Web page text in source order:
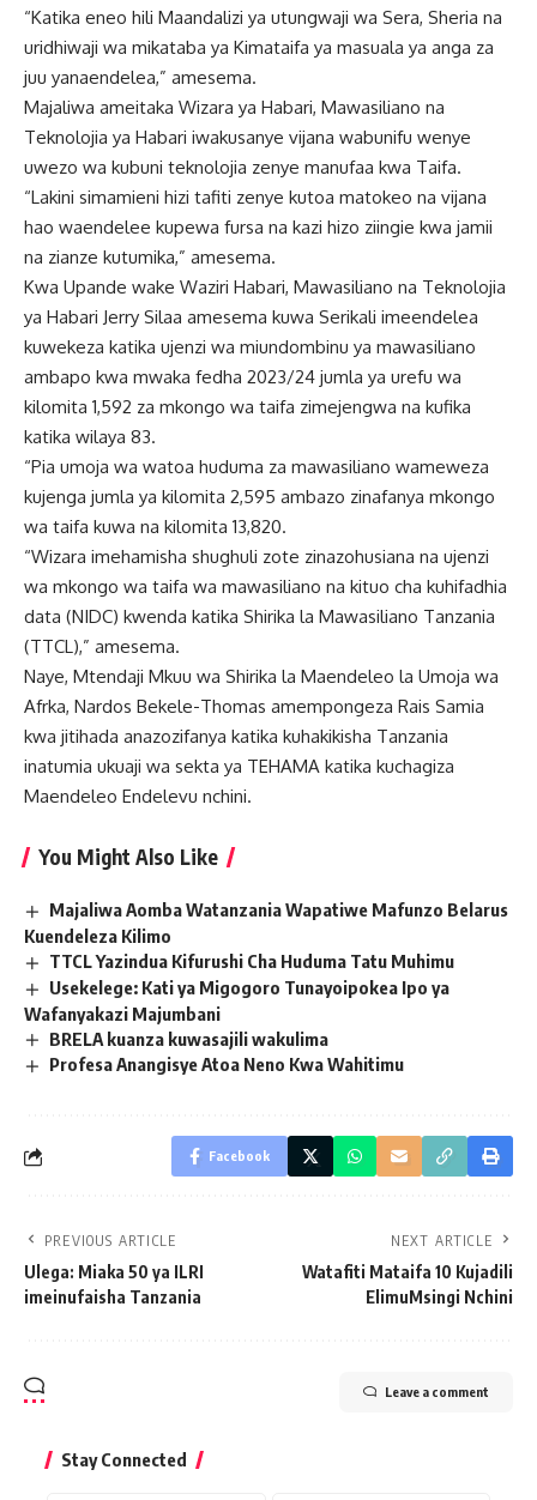
“Katika eneo hili Maandalizi ya utungwaji wa Sera, Sheria na
uridhiwaji wa mikataba ya Kimataifa ya masuala ya anga za
juu yanaendelea,” amesema.
Majaliwa ameitaka Wizara ya Habari, Mawasiliano na
Teknolojia ya Habari iwakusanye vijana wabunifu wenye
uwezo wa kubuni teknolojia zenye manufaa kwa Taifa.
“Lakini simamieni hizi tafiti zenye kutoa matokeo na vijana
hao waendelee kupewa fursa na kazi hizo ziingie kwa jamii
na zianze kutumika,” amesema.
Kwa Upande wake Waziri Habari, Mawasiliano na Teknolojia
ya Habari Jerry Silaa amesema kuwa Serikali imeendelea
kuwekeza katika ujenzi wa miundombinu ya mawasiliano
ambapo kwa mwaka fedha 2023/24 jumla ya urefu wa
kilomita 1,592 za mkongo wa taifa zimejengwa na kufika
katika wilaya 83.
“Pia umoja wa watoa huduma za mawasiliano wameweza
kujenga jumla ya kilomita 2,595 ambazo zinafanya mkongo
wa taifa kuwa na kilomita 13,820.
“Wizara imehamisha shughuli zote zinazohusiana na ujenzi
wa mkongo wa taifa wa mawasiliano na kituo cha kuhifadhia
data (NIDC) kwenda katika Shirika la Mawasiliano Tanzania
(TTCL),” amesema.
Naye, Mtendaji Mkuu wa Shirika la Maendeleo la Umoja wa
Afrka, Nardos Bekele-Thomas amempongeza Rais Samia
kwa jitihada anazozifanya katika kuhakikisha Tanzania
inatumia ukuaji wa sekta ya TEHAMA katika kuchagiza
Maendeleo Endelevu nchini.
You Might Also Like
Majaliwa Aomba Watanzania Wapatiwe Mafunzo Belarus
Kuendeleza Kilimo
TTCL Yazindua Kifurushi Cha Huduma Tatu Muhimu
Usekelege: Kati ya Migogoro Tunayoipokea Ipo ya
Wafanyakazi Majumbani
BRELA kuanza kuwasajili wakulima
Profesa Anangisye Atoa Neno Kwa Wahitimu
Facebook
PREVIOUS ARTICLE
Ulega: Miaka 50 ya ILRI
imeinufaisha Tanzania
NEXT ARTICLE
Watafiti Mataifa 10 Kujadili
ElimuMsingi Nchini
Leave a comment
Stay Connected